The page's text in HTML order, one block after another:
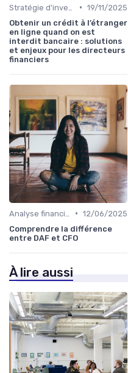
• 19/11/2025
Obtenir un crédit à l’étranger
en ligne quand on est
interdit bancaire : solutions
et enjeux pour les directeurs
financiers
• 12/06/2025
Comprendre la différence
entre DAF et CFO
À lire aussi